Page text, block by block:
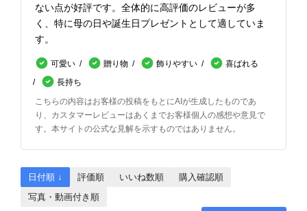
ない点が好評です。全体的に高評価のレビューが多
く、特に母の日や誕生日プレゼントとして適していま
す。
可愛い 贈り物 飾りやすい
喜ばれる
長持ち
こちらの内容はお客様の投稿をもとにAIが生成したものであ
り、カスタマーレビューはあくまでお客様個人の感想や意見で
す。本サイトの公式な見解を示すものではありません。
日付順 ↓ 評価順 いいね数順
購入確認順
写真・動画付き順